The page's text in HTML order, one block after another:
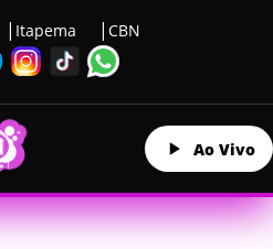
Itapema CBN
Ao Vivo